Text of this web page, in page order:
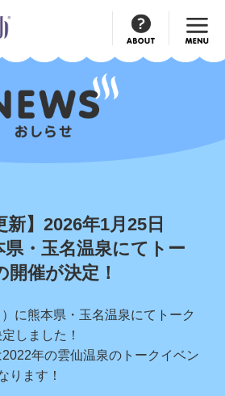
新】2026年1月25日
県・玉名温泉にてトー
催が決定！
に熊本県・玉名温泉にてトーク
しました！
年の雲仙温泉のトークイベン
ります！